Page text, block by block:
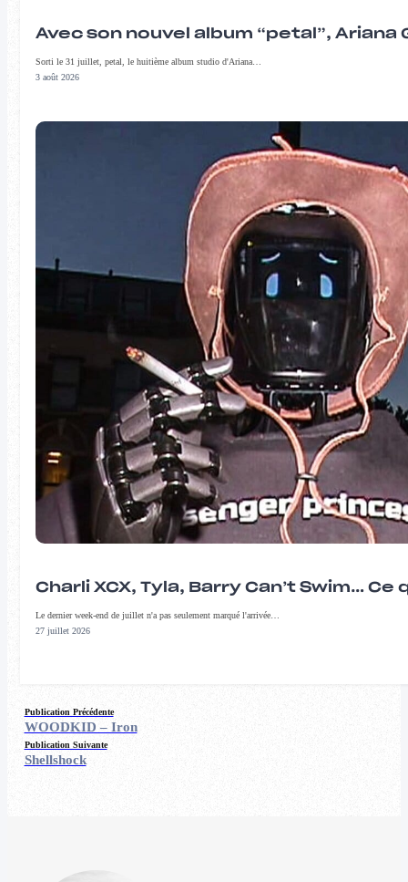
Avec son nouvel album “petal”,
Sorti le 31 juillet, petal, le huitième album studio d'Ariana…
3 août 2026
Charli XCX, Tyla, Barry Can’t Swim…
Le dernier week-end de juillet n'a pas seulement marqué l'arrivée…
27 juillet 2026
Publication Précédente
WOODKID – Iron
Publication Suivante
Shellshock